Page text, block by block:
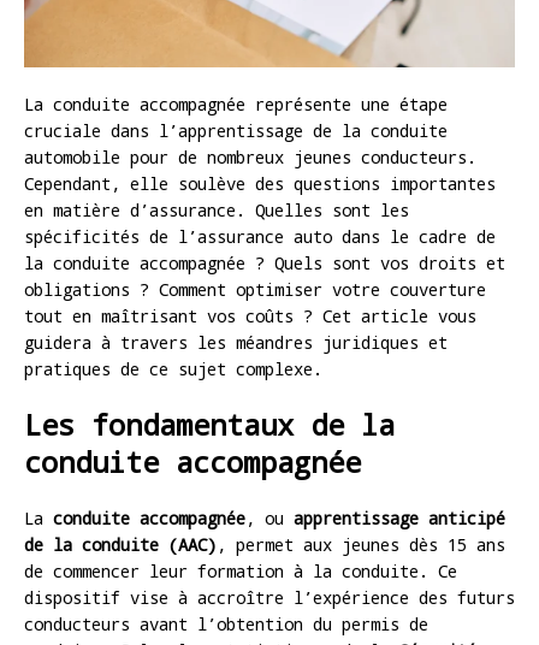
La conduite accompagnée représente une étape
cruciale dans l’apprentissage de la conduite
automobile pour de nombreux jeunes conducteurs.
Cependant, elle soulève des questions importantes
en matière d’assurance. Quelles sont les
spécificités de l’assurance auto dans le cadre de
la conduite accompagnée ? Quels sont vos droits et
obligations ? Comment optimiser votre couverture
tout en maîtrisant vos coûts ? Cet article vous
guidera à travers les méandres juridiques et
pratiques de ce sujet complexe.
Les fondamentaux de la
conduite accompagnée
La conduite accompagnée, ou apprentissage anticipé
de la conduite (AAC) , permet aux jeunes dès 15 ans
de commencer leur formation à la conduite. Ce
dispositif vise à accroître l’expérience des futurs
conducteurs avant l’obtention du permis de